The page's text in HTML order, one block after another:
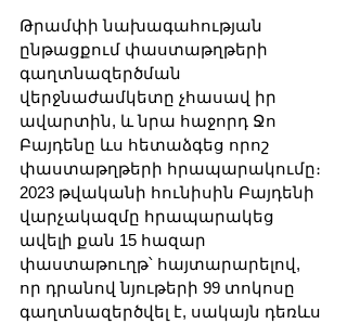
Թրամփի նախագահության
ընթացքում փաստաթղթերի
գաղտնազերծման
վերջնաժամկետը չհասավ իր
ավարտին, և նրա հաջորդ Ջո
Բայդենը ևս հետաձգեց որոշ
փաստաթղթերի հրապարակումը։
2023 թվականի հունիսին Բայդենի
վարչակազմը հրապարակեց
ավելի քան 15 հազար
փաստաթուղթ՝ հայտարարելով,
որ դրանով նյութերի 99 տոկոսը
գաղտնազերծվել է, սակայն դեռևս